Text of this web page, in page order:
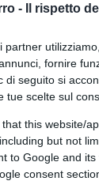
- Il rispetto
partner
fornire
di seguito si
tue scelte sul
that this website/
but not
to Google and
consent
su Google
che
di